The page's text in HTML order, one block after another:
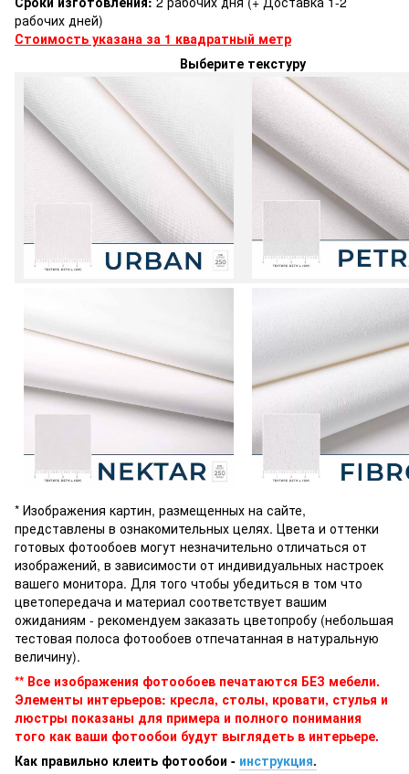
рабочих дней)
Стоимость указана за 1 квадратный метр
Выберите текстуру
* Изображения картин, размещенных на сайте,
представлены в ознакомительных целях. Цвета и оттенки
готовых фотообоев могут незначительно отличаться от
изображений, в зависимости от индивидуальных настроек
вашего монитора. Для того чтобы убедиться в том что
цветопередача и материал соответствует вашим
ожиданиям - рекомендуем заказать цветопробу (небольшая
тестовая полоса фотообоев отпечатанная в натуральную
величину).
** Все изображения фотообоев печатаются БЕЗ мебели.
Элементы интерьеров: кресла, столы, кровати, стулья и
люстры показаны для примера и полного понимания
того как ваши фотообои будут выглядеть в интерьере.
Как правильно клеить фотообои - инструкция.